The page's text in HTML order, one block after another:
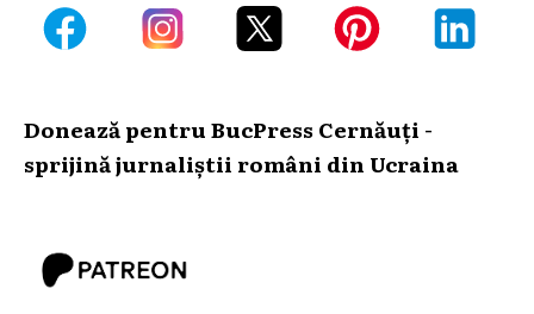
Donează pentru BucPress Cernăuți -
sprijină jurnaliștii români din Ucraina